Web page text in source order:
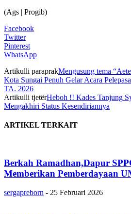
(Ags | Progib)
Facebook
Twitter
Pinterest
WhatsApp
Artikulli paraprakMengusung tema
Kota Sungai Penuh Gelar Acara
TA. 2026
Artikulli tjetërHeboh !! Kades Tanjung
Mengakhiri Status Kesendiriannya
ARTIKEL TERKAIT
Berkah Ramadhan,Dapur
Memberikan Pemberdayaan
sergapreborn - 25 Februari 2026